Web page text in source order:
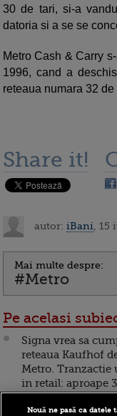
30 de tari, si-a
datoria si a se se
Metro Cash & Carry
1996, cand a
reteaua numara 32
Share it!
autor: iBani ,
Mai multe despre:
#Metro
Pe acelasi
Signa vrea sa
reteaua Kaufhof
Metro. Tranzactie
in retail: aproape
Nouă ne pasă ca datele